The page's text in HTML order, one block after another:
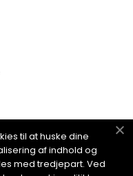
til at huske dine
af indhold og
med tredjepart. Ved